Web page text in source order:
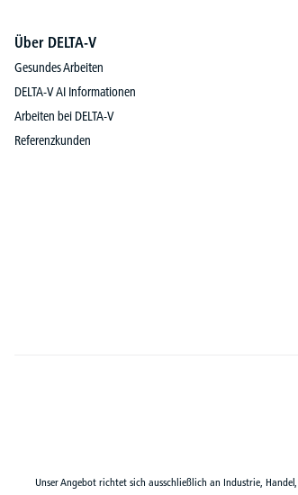
Über DELTA-V
Gesundes Arbeiten
DELTA-V AI Informationen
Arbeiten bei DELTA-V
Referenzkunden
Unser Angebot richtet sich ausschließlich an Industrie,